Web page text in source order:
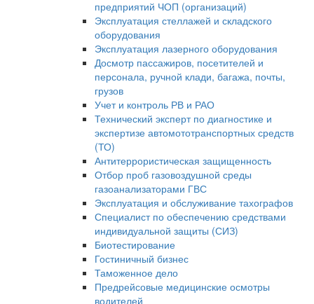
предприятий ЧОП (организаций)
Эксплуатация стеллажей и складского
оборудования
Эксплуатация лазерного оборудования
Досмотр пассажиров, посетителей и
персонала, ручной клади, багажа, почты,
грузов
Учет и контроль РВ и РАО
Технический эксперт по диагностике и
экспертизе автомототранспортных средств
(ТО)
Антитеррористическая защищенность
Отбор проб газовоздушной среды
газоанализаторами ГВС
Эксплуатация и обслуживание тахографов
Специалист по обеспечению средствами
индивидуальной защиты (СИЗ)
Биотестирование
Гостиничный бизнес
Таможенное дело
Предрейсовые медицинские осмотры
водителей